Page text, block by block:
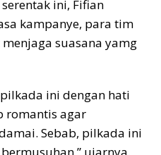
ini, Fifian
kampanye, para tim
suasana yamg
ini dengan hati
romantis agar
Sebab, pilkada ini